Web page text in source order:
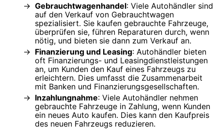
Gebrauchtwagenhandel: Viele Autohändler sind
auf den Verkauf von Gebrauchtwagen
spezialisiert. Sie kaufen gebrauchte Fahrzeuge,
überprüfen sie, führen Reparaturen durch, wenn
nötig, und bieten sie dann zum Verkauf an.
Finanzierung und Leasing: Autohändler bieten
oft Finanzierungs- und Leasingdienstleistungen
an, um Kunden den Kauf eines Fahrzeugs zu
erleichtern. Dies umfasst die Zusammenarbeit
mit Banken und Finanzierungsgesellschaften.
Inzahlungnahme: Viele Autohändler nehmen
gebrauchte Fahrzeuge in Zahlung, wenn Kunden
ein neues Auto kaufen. Dies kann den Kaufpreis
des neuen Fahrzeugs reduzieren.